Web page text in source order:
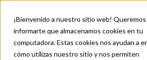
¡Bienvenido a nuestro sitio web! Queremos
informarte que almacenamos cookies en tu
computadora. Estas cookies nos ayudan a
cómo utilizas nuestro sitio y nos permiten
Sobre nosotros Noticias